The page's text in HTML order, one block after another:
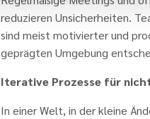
reduzieren Unsicherheiten.
sind meist motivierter und
geprägten Umgebung
Iterative Prozesse für
In einer Welt, in der kleine